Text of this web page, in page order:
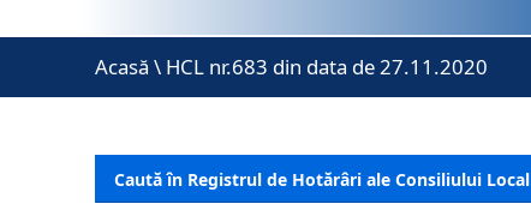
Acasă \ HCL nr.683 din data de 27.11.2020
Caută în Registrul de Hotărâri ale Consiliului Local